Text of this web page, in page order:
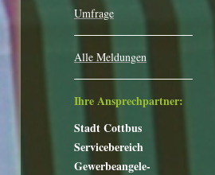
Umfrage
Alle Meldungen
Ihre Ansprechpartner:
Stadt Cottbus
Servicebereich
Gewerbeangele-